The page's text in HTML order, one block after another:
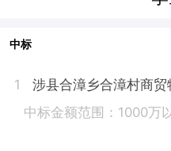
中标
1
涉县合漳乡合漳村商贸
中标金额范围：1000万